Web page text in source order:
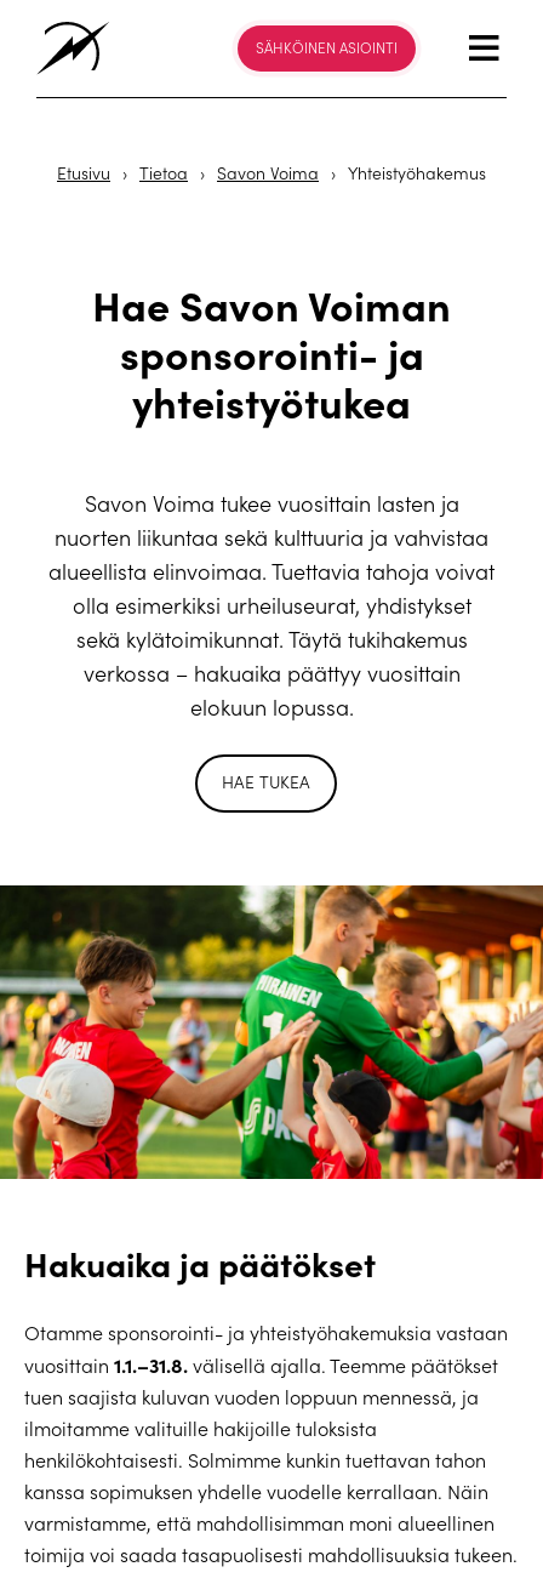
SÄHKÖINEN ASIOINTI
Etusivu › Tietoa › Savon Voima › Yhteistyöhakemus
Hae Savon Voiman
sponsorointi- ja
yhteistyötukea
Savon Voima tukee vuosittain lasten ja
nuorten liikuntaa sekä kulttuuria ja vahvistaa
alueellista elinvoimaa. Tuettavia tahoja voivat
olla esimerkiksi urheiluseurat, yhdistykset
sekä kylätoimikunnat. Täytä tukihakemus
verkossa – hakuaika päättyy vuosittain
elokuun lopussa.
HAE TUKEA
Hakuaika ja päätökset
Otamme sponsorointi- ja yhteistyöhakemuksia vastaan
vuosittain 1.1.–31.8.välisellä ajalla. Teemme päätökset
tuen saajista kuluvan vuoden loppuun mennessä, ja
ilmoitamme valituille hakijoille tuloksista
henkilökohtaisesti. Solmimme kunkin tuettavan tahon
kanssa sopimuksen yhdelle vuodelle kerrallaan. Näin
varmistamme, että mahdollisimman moni alueellinen
toimija voi saada tasapuolisesti mahdollisuuksia tukeen.